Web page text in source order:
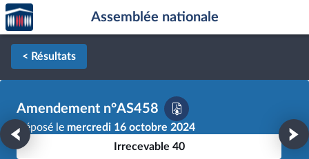
Aller au contenu
Aller en bas de la page
Accèder
à la
page
d'accueil
Assemblée nationale
< Résultats
Amendement n°AS458
Déposé le mercredi 16 octobre 2024
Irrecevable 40